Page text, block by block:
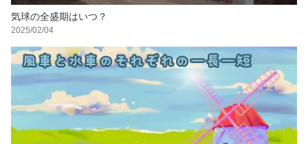
気球の全盛期はいつ？
2025/02/04